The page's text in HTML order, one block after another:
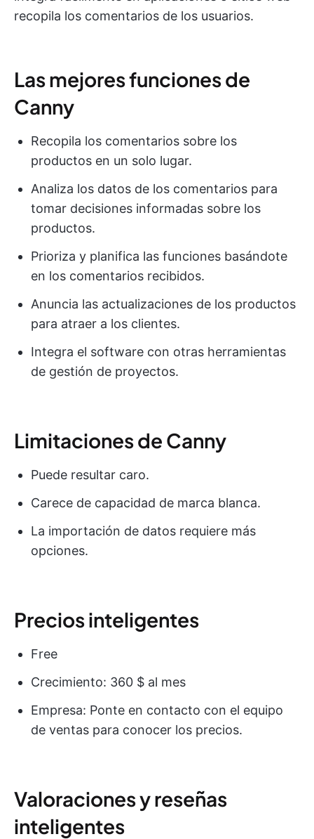
recopila los comentarios de los usuarios.
Las mejores funciones de
Canny
Recopila los comentarios sobre los
productos en un solo lugar.
Analiza los datos de los comentarios para
tomar decisiones informadas sobre los
productos.
Prioriza y planifica las funciones basándote
en los comentarios recibidos.
Anuncia las actualizaciones de los productos
para atraer a los clientes.
Integra el software con otras herramientas
de gestión de proyectos.
Limitaciones de Canny
Puede resultar caro.
Carece de capacidad de marca blanca.
La importación de datos requiere más
opciones.
Precios inteligentes
Free
Crecimiento: 360 $ al mes
Empresa: Ponte en contacto con el equipo
de ventas para conocer los precios.
Valoraciones y reseñas
inteligentes